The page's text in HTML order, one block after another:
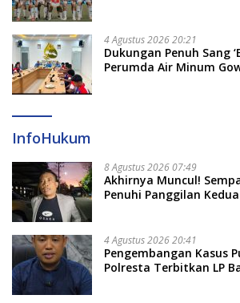
4 Agustus 2026 20:21
Dukungan Penuh Sang
Perumda Air Minum
InfoHukum
8 Agustus 2026 07:49
Akhirnya Muncul!
Penuhi Panggilan
4 Agustus 2026 20:41
Pengembangan Kasus
Polresta Terbitkan LP